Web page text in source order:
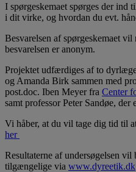
I spørgeskemaet spørges der ind
i dit virke, og hvordan du evt.
Besvarelsen af spørgeskemaet
besvarelsen er anonym.
Projektet udfærdiges af to
og Amanda Birk sammen med
post.doc. Iben Meyer fra Center
samt professor Peter Sandøe, der
Vi håber, at du vil tage dig tid til
her
Resultaterne af undersøgelsen
tilgængelige via www.dyreetik.dk